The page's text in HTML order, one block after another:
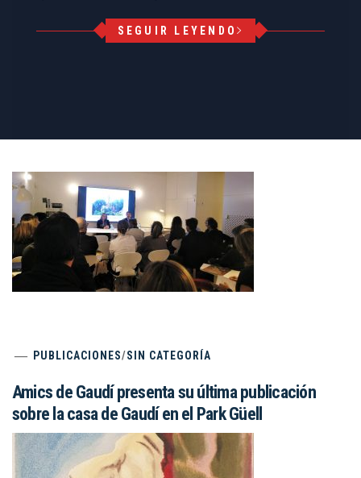
SEGUIR LEYENDO
PUBLICACIONES/SIN CATEGORÍA
Amics de Gaudí presenta su última publicación
sobre la casa de Gaudí en el Park Güell